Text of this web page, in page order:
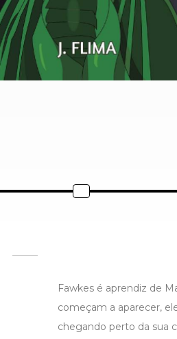
Fawkes é aprendiz de
começam a aparecer,
chegando perto da sua